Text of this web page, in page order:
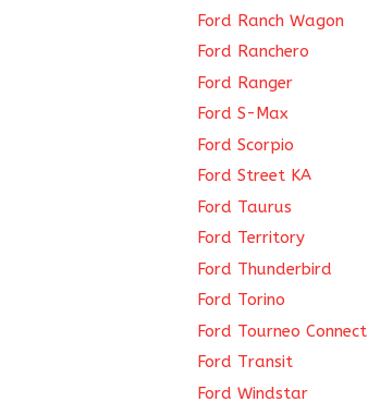
Ford Ranch Wagon
Ford Ranchero
Ford Ranger
Ford S-Max
Ford Scorpio
Ford Street KA
Ford Taurus
Ford Territory
Ford Thunderbird
Ford Torino
Ford Tourneo Connect
Ford Transit
Ford Windstar